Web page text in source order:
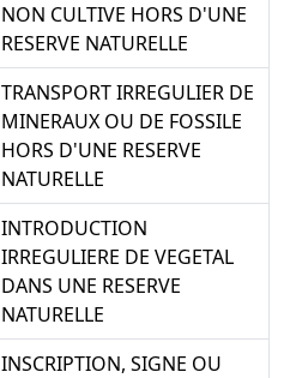
NON CULTIVE HORS D'UNE
RESERVE NATURELLE
TRANSPORT IRREGULIER DE
MINERAUX OU DE FOSSILE
HORS D'UNE RESERVE
NATURELLE
INTRODUCTION
IRREGULIERE DE VEGETAL
DANS UNE RESERVE
NATURELLE
INSCRIPTION, SIGNE OU